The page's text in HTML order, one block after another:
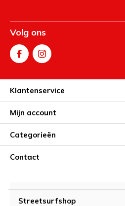
Volg ons
Klantenservice
Mijn account
Categorieën
Contact
Streetsurfshop